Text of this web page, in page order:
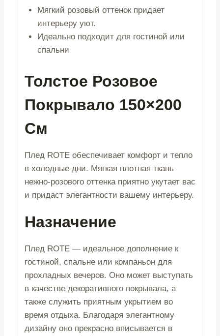
727948
Мягкий розовый оттенок придает
интерьеру уют.
Идеально подходит для гостиной или
спальни
Толстое Розовое
Покрывало 150×200
См
Плед ROTE обеспечивает комфорт и тепло
в холодные дни. Мягкая плотная ткань
нежно-розового оттенка приятно укутает вас
и придаст элегантности вашему интерьеру.
Назначение
Плед ROTE — идеальное дополнение к
гостиной, спальне или компаньон для
прохладных вечеров. Оно может выступать
в качестве декоративного покрывала, а
также служить приятным укрытием во
время отдыха. Благодаря элегантному
дизайну оно прекрасно вписывается в